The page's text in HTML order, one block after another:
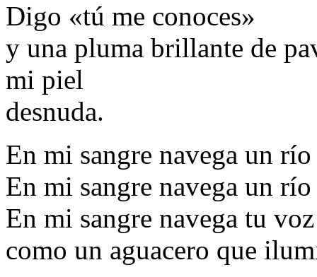
Digo «tú me conoces»
y una pluma brillante de
mi piel
desnuda.
En mi sangre navega un
En mi sangre navega un río
En mi sangre navega tu
como un aguacero que